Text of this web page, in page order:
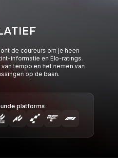
de coureurs om je heen
informatie en Elo-ratings.
tempo en het nemen van
op de baan.
platforms